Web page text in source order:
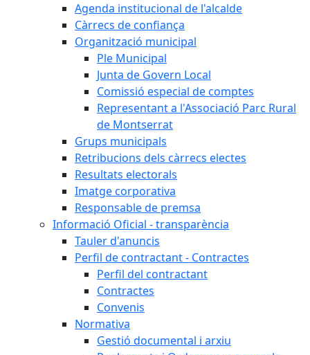
Agenda institucional de l'alcalde
Càrrecs de confiança
Organització municipal
Ple Municipal
Junta de Govern Local
Comissió especial de comptes
Representant a l'Associació Parc Rural
de Montserrat
Grups municipals
Retribucions dels càrrecs electes
Resultats electorals
Imatge corporativa
Responsable de premsa
Informació Oficial - transparència
Tauler d'anuncis
Perfil de contractant - Contractes
Perfil del contractant
Contractes
Convenis
Normativa
Gestió documental i arxiu